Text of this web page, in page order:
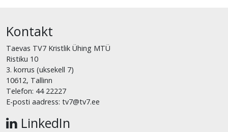
Kontakt
Taevas TV7 Kristlik Ühing MTÜ
Ristiku 10
3. korrus (uksekell 7)
10612, Tallinn
Telefon: 44 22227
E-posti aadress: tv7@tv7.ee
LinkedIn